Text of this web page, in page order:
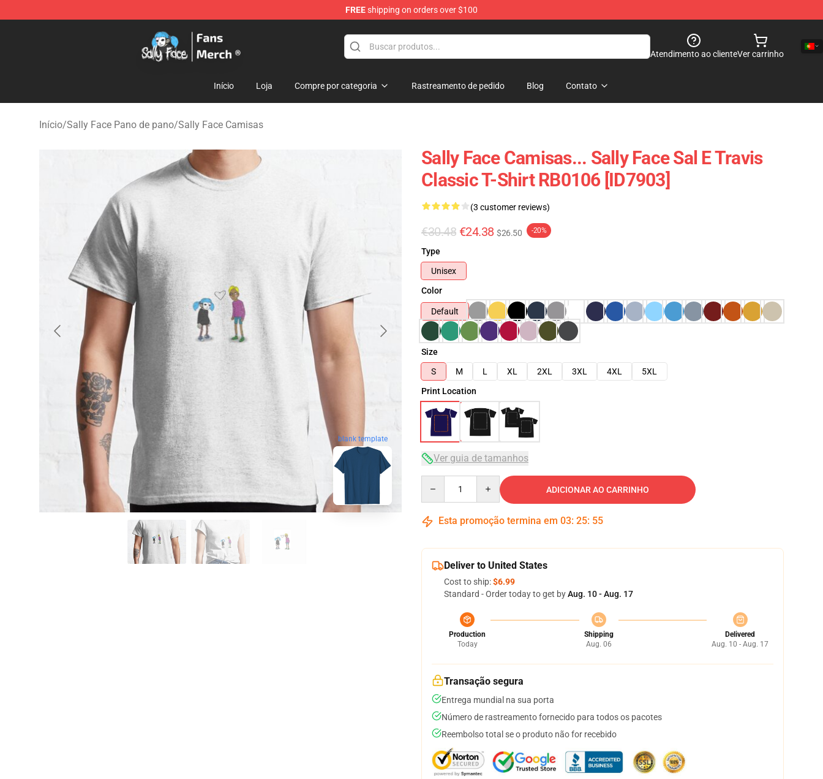
FREEshipping on orders over $100
Sally Face Store - Official Sally Face Merchandise Shop
Atendimento ao clienteVer carrinho
Início Loja Compre por categoria Rastreamento de pedido Blog Contato
Início/Sally Face Pano de pano/Sally Face Camisas
blank template
Sally Face Camisas... Sally Face Sal E Travis
Classic T-Shirt RB0106 [ID7903]
(3 customer reviews)
€30.48 €24.38 $26.50 -20%
Type
Unisex
Color
Default
Size
S
M L XL 2XL 3XL 4XL
5XL
Print Location
Ver guia de tamanhos
ADICIONAR AO CARRINHO
Esta promoção termina em 03: 25: 54
Deliver to United States
Cost to ship:$6.99
Standard - Order today to get byAug. 10 - Aug. 17
Production
Today
Shipping
Aug. 06
Delivered
Aug. 10 - Aug. 17
Transação segura
Entrega mundial na sua porta
Número de rastreamento fornecido para todos os pacotes
Reembolso total se o produto não for recebido